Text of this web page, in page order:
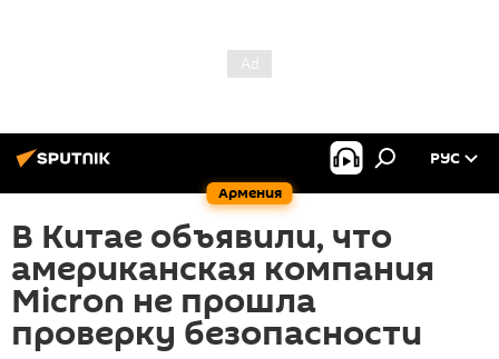
Армения
РУС
В Китае объявили, что
американская компания
Micron не прошла
проверку безопасности